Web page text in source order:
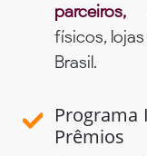
parceiros,
físicos,
Brasil.
Programa
Prêmios